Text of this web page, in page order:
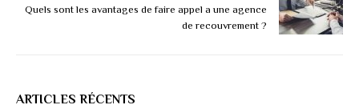
Quels sont les avantages de faire appel a une agence
de recouvrement ?
ARTICLES RÉCENTS